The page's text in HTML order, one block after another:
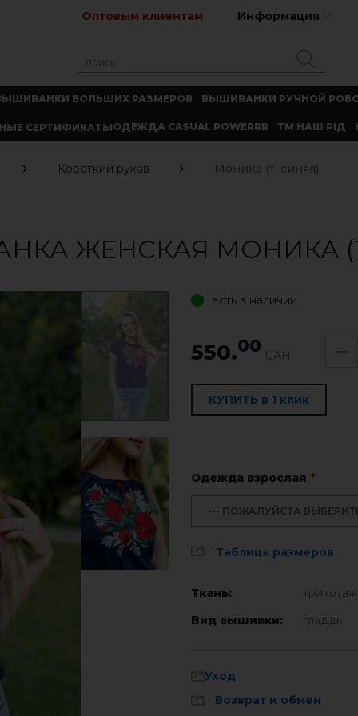
Оптовым клиентам Информация
БОЛЬШИХ РАЗМЕРОВ ВЫШИВАНКИ РУЧНОЙ
СЕРТИФИКАТЫОДЕЖДА CASUAL POWERRR ТМ НАШ РІД
Короткий рукав Моника (т. синяя)
ЖЕНСКАЯ МОНИКА
есть в наличии
550.00 UAH
КУПИТЬ в 1 клик
Одежда взрослая *
--- ПОЖАЛУЙСТА
Таблица размеров
Ткань:
трикотаж
Вид вышивки:
гладдь
Уход
Возврат и обмен